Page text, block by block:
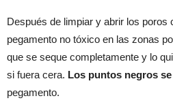
Después de limpiar y abrir los poros
pegamento no tóxico en las zonas
que se seque completamente y lo
si fuera cera. Los puntos negros
pegamento.